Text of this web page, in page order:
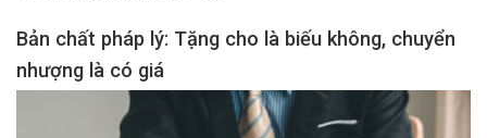
Bản chất pháp lý: Tặng cho là biếu không, chuyển
nhượng là có giá